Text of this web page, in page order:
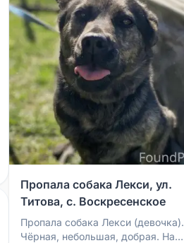
Пропала собака Лекси, ул.
Титова, с. Воскресенское
Пропала собака Лекси (девочка).
Чёрная, небольшая, добрая. На